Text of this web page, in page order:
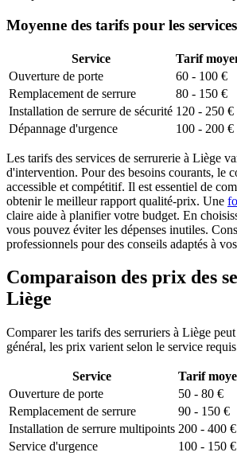
Moyenne des tarifs pour les
Service
Tarif
Ouverture de porte
60 - 100 €
Remplacement de serrure
80 - 150 €
Installation de serrure de sécurité 120 - 250 €
Dépannage d'urgence
100 - 200 €
Les tarifs des services de serrurerie à Liège
d'intervention. Pour des besoins courants, le
accessible et compétitif. Il est essentiel de
obtenir le meilleur rapport qualité-prix. Une
claire aide à planifier votre budget. En
vous pouvez éviter les dépenses inutiles.
professionnels pour des conseils adaptés à
Comparaison des prix des
Liège
Comparer les tarifs des serruriers à Liège
général, les prix varient selon le service
Service
Tarif
Ouverture de porte
50 - 80 €
Remplacement de serrure
90 - 150 €
Installation de serrure multipoints 200 - 400 €
Service d'urgence
100 - 150 €